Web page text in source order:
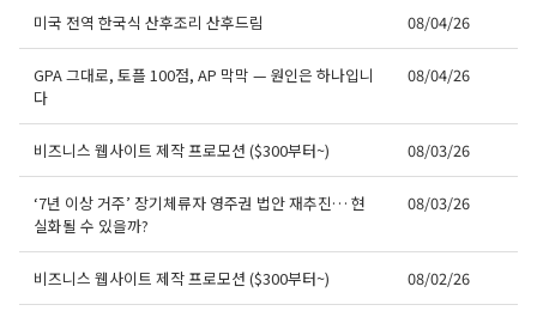
미국 전역 한국식 산후조리 산후드림 08/04/26
GPA 그대로, 토플 100점, AP 막막 — 원인은 하나입니
다
08/04/26
비즈니스 웹사이트 제작 프로모션 ($300부터~) 08/03/26
‘7년 이상 거주’ 장기체류자 영주권 법안 재추진… 현
실화될 수 있을까?
08/03/26
비즈니스 웹사이트 제작 프로모션 ($300부터~) 08/02/26